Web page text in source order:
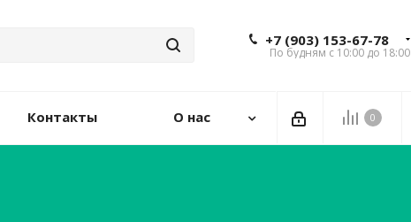
+7 (903) 153-67-78
По будням с 10:00 до 18:00
0
Контакты О нас